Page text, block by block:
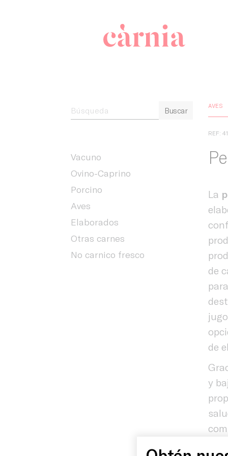
Inicio
Buscar
Vacuno
Ovino-Caprino
Porcino
Aves
Elaborados
Otras carnes
No carnico fresco
AVES
REF:
La
de
de
y